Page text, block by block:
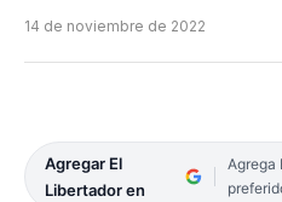
14 de noviembre de 2022
Agregar El
Libertador en
Agrega